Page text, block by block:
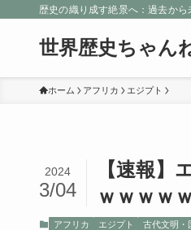
歴史の織り成す絶景へ：過去か
世界歴史ちゃん
ホーム アフリカ エジプト
【速報】
ｗｗｗｗ
2024
3/04
アフリカ エジプト 古代文明・